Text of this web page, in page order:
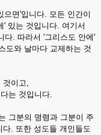
으면'입니다. 모든 인간이
' 있는 것입니다. 여기서
다. 따라서 '그리스도 안에'
도와 날마다 교제하는 것
것이고,
는 것입니다.
그분의 명령과 그분이 주
. 또한 성도들 개인들도